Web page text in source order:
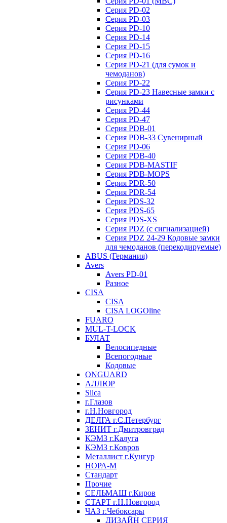
Серия PD-02
Серия PD-03
Серия PD-10
Серия PD-14
Серия PD-15
Серия PD-16
Серия PD-21 (для сумок и
чемоданов)
Серия PD-22
Серия PD-23 Навесные замки с
рисунками
Серия PD-44
Серия PD-47
Серия PDB-01
Серия PDB-33 Сувенирный
Серия PD-06
Серия PDB-40
Серия PDB-MASTIF
Серия PDB-MOPS
Серия PDR-50
Серия PDR-54
Серия PDS-32
Серия PDS-65
Серия PDS-XS
Серия PDZ (с сигнализацией)
Серия PDZ 24-29 Кодовые замки
для чемоданов (перекодируемые)
ABUS (Германия)
Avers
Avers PD-01
Разное
CISA
CISA
CISA LOGOline
FUARO
MUL-T-LOCK
БУЛАТ
Велосипедные
Всепогодные
Кодовые
ONGUARD
АЛЛЮР
Silca
г.Глазов
г.Н.Новгород
ДЕЛГА г.С.Петербург
ЗЕНИТ г.Дмитровград
КЭМЗ г.Калуга
КЭМЗ г.Ковров
Металлист г.Кунгур
НОРА-М
Стандарт
Прочие
СЕЛЬМАШ г.Киров
СТАРТ г.Н.Новгород
ЧАЗ г.Чебоксары
ДИЗАЙН СЕРИЯ